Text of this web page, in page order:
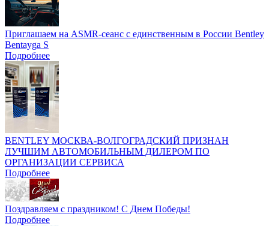
Приглашаем на ASMR-сеанс с единственным в России Bentley
Bentayga S
Подробнее
BENTLEY МОСКВА-ВОЛГОГРАДСКИЙ ПРИЗНАН
ЛУЧШИМ АВТОМОБИЛЬНЫМ ДИЛЕРОМ ПО
ОРГАНИЗАЦИИ СЕРВИСА
Подробнее
Поздравляем с праздником! С Днем Победы!
Подробнее